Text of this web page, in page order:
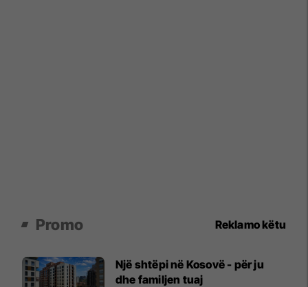
Promo Reklamo këtu
Një shtëpi në Kosovë - për ju
dhe familjen tuaj